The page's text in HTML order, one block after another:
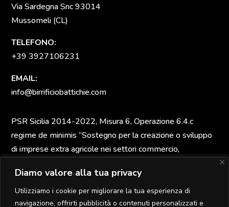
Diamo valore alla tua privacy
Utilizziamo i cookie per migliorare la tua esperienza di
navigazione, offrirti pubblicità o contenuti personalizzati e
Via Sardegna Snc 93014
Mussomeli (CL)
TELEFONO:
+39 3927106231
EMAIL:
info@birrificiobattichie.com
PSR Sicilia 2014-2022, Misura 6, Operazione 6.4.c
regime de minimis “Sostegno per la creazione o sviluppo
di imprese extra agricole nei settori commercio,
n. 04250308501 del 03/12/2021 CUP
H81B20000870007